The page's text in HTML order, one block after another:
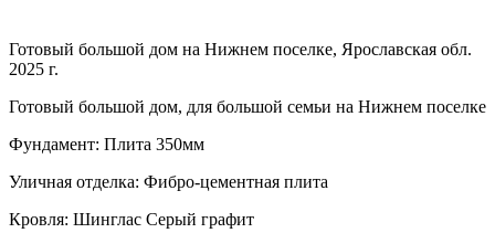
Готовый большой дом на Нижнем поселке, Ярославская обл.
2025 г.
Готовый большой дом, для большой семьи на Нижнем поселке
Фундамент: Плита 350мм
Уличная отделка: Фибро-цементная плита
Кровля: Шинглас Серый графит